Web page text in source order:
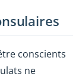
conscients
ne